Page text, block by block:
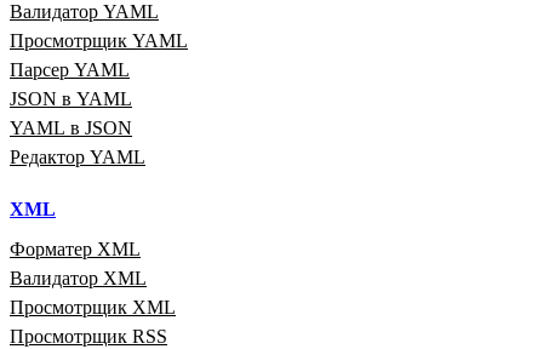
Валидатор YAML
Просмотрщик YAML
Парсер YAML
JSON в YAML
YAML в JSON
Редактор YAML
XML
Форматер XML
Валидатор XML
Просмотрщик XML
Просмотрщик RSS